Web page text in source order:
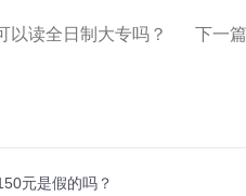
以读全日制大专吗？ 下一
元是假的吗？